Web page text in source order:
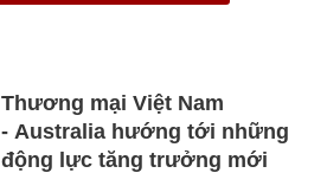
Thương mại Việt Nam
- Australia hướng tới những
động lực tăng trưởng mới